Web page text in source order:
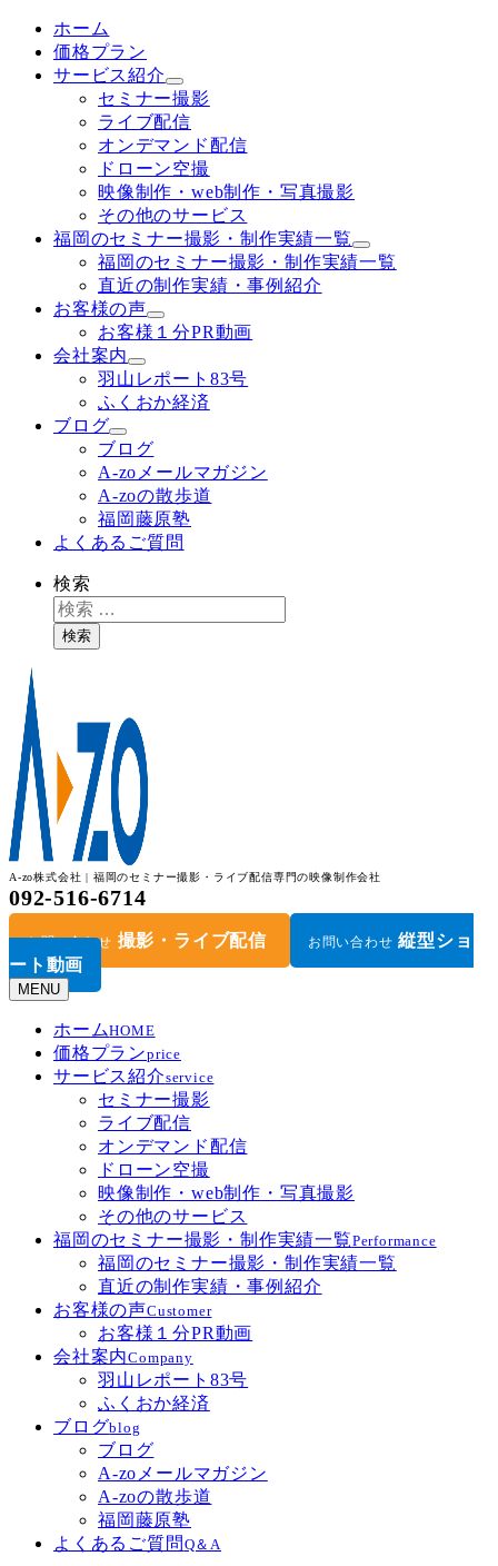
ホーム
価格プラン
サービス紹介
セミナー撮影
ライブ配信
オンデマンド配信
ドローン空撮
映像制作・web制作・写真撮影
その他のサービス
福岡のセミナー撮影・制作実績一覧
福岡のセミナー撮影・制作実績一覧
直近の制作実績・事例紹介
お客様の声
お客様１分PR動画
会社案内
羽山レポート83号
ふくおか経済
ブログ
ブログ
A-zoメールマガジン
A-zoの散歩道
福岡藤原塾
よくあるご質問
検索
検索
A-zo株式会社 | 福岡のセミナー撮影・ライブ配信専門の映像制作会社
092-516-6714
お問い合わせ 撮影・ライブ配信 お問い合わせ 縦型ショ
ート動画
MENU
ホームHOME
価格プランprice
サービス紹介service
セミナー撮影
ライブ配信
オンデマンド配信
ドローン空撮
映像制作・web制作・写真撮影
その他のサービス
福岡のセミナー撮影・制作実績一覧Performance
福岡のセミナー撮影・制作実績一覧
直近の制作実績・事例紹介
お客様の声Customer
お客様１分PR動画
会社案内Company
羽山レポート83号
ふくおか経済
ブログblog
ブログ
A-zoメールマガジン
A-zoの散歩道
福岡藤原塾
よくあるご質問 Q＆A